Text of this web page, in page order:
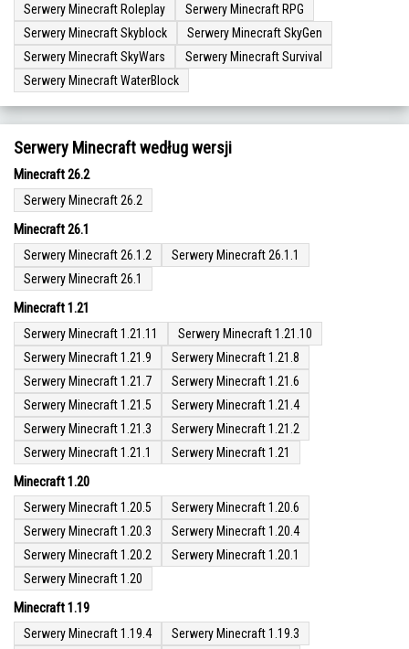
Serwery Minecraft Roleplay
Serwery Minecraft RPG
Serwery Minecraft Skyblock
Serwery Minecraft SkyGen
Serwery Minecraft SkyWars
Serwery Minecraft Survival
Serwery Minecraft WaterBlock
Serwery Minecraft według wersji
Minecraft 26.2
Serwery Minecraft 26.2
Minecraft 26.1
Serwery Minecraft 26.1.2
Serwery Minecraft 26.1.1
Serwery Minecraft 26.1
Minecraft 1.21
Serwery Minecraft 1.21.11
Serwery Minecraft 1.21.10
Serwery Minecraft 1.21.9
Serwery Minecraft 1.21.8
Serwery Minecraft 1.21.7
Serwery Minecraft 1.21.6
Serwery Minecraft 1.21.5
Serwery Minecraft 1.21.4
Serwery Minecraft 1.21.3
Serwery Minecraft 1.21.2
Serwery Minecraft 1.21.1
Serwery Minecraft 1.21
Minecraft 1.20
Serwery Minecraft 1.20.5
Serwery Minecraft 1.20.6
Serwery Minecraft 1.20.3
Serwery Minecraft 1.20.4
Serwery Minecraft 1.20.2
Serwery Minecraft 1.20.1
Serwery Minecraft 1.20
Minecraft 1.19
Serwery Minecraft 1.19.4
Serwery Minecraft 1.19.3